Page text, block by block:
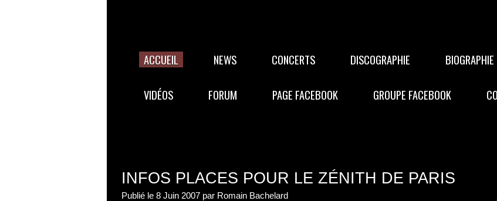
ACCUEIL NEWS CONCERTS DISCOGRAPHIE BIOGRAPHIE
VIDÉOS FORUM PAGE FACEBOOK GROUPE FACEBOOK
INFOS PLACES POUR LE ZÉNITH DE PARIS
Publié le 8 Juin 2007 par Romain Bachelard